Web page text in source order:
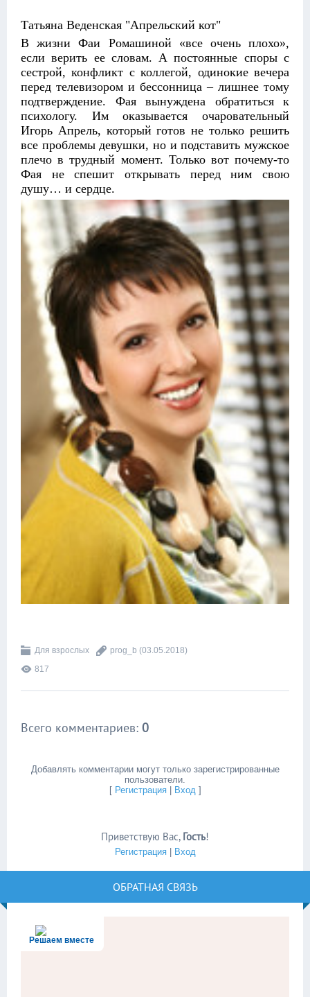
Татьяна Веденская "Апрельский кот"
В жизни Фаи Ромашиной «все очень плохо»,
если верить ее словам. А постоянные споры с
сестрой, конфликт с коллегой, одинокие вечера
перед телевизором и бессонница – лишнее тому
подтверждение. Фая вынуждена обратиться к
психологу. Им оказывается очаровательный
Игорь Апрель, который готов не только решить
все проблемы девушки, но и подставить мужское
плечо в трудный момент. Только вот почему-то
Фая не спешит открывать перед ним свою
душу… и сердце.
Для взрослых prog_b (03.05.2018)
817
Всего комментариев: 0
Добавлять комментарии могут только зарегистрированные
пользователи.
[ Регистрация| Вход]
Приветствую Вас, Гость!
Регистрация| Вход
ОБРАТНАЯ СВЯЗЬ
Решаем вместе